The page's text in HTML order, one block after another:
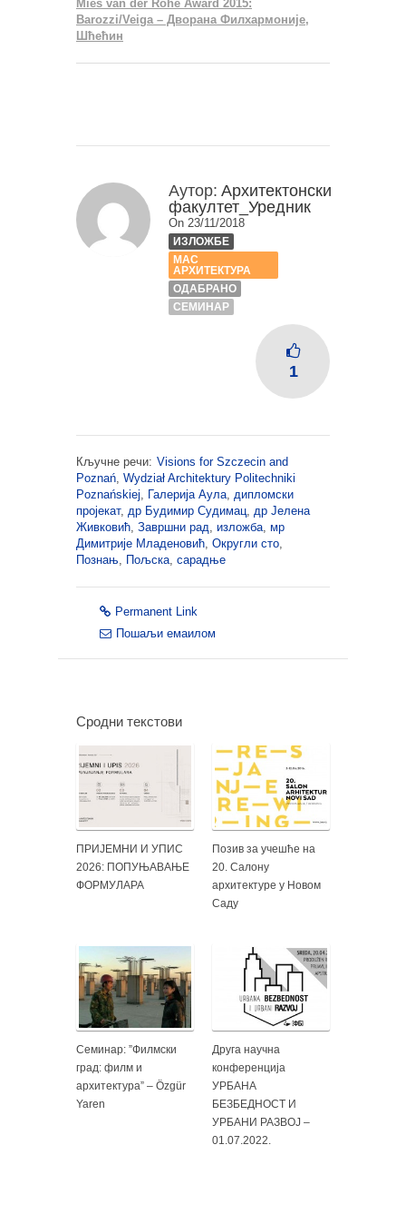
Mies van der Rohe Award 2015:
Barozzi/Veiga – Дворана Филхармоније,
Шћећин
Аутор: Архитектонски
факултет_Уредник
On 23/11/2018
ИЗЛОЖБЕ
МАС
АРХИТЕКТУРА
ОДАБРАНО
СЕМИНАР
1
Кључне речи: Visions for Szczecin and
Poznań Wydział Architektury Politechniki
Poznańskiej
Галерија Аула дипломски
пројекат, др Будимир Судимац др Јелена
Живковић Завршни рад изложба мр
Димитрије Младеновић Округли сто
Познањ
Пољска сарадње
Permanent Link
Пошаљи емаилом
Сродни текстови
ПРИЈЕМНИ И УПИС
2026: ПОПУЊАВАЊЕ
ФОРМУЛАРА
Позив за учешће на
20. Салону
архитектуре у Новом
Саду
Семинар: ”Филмски
град: филм и
архитектура” – Özgür
Yaren
Друга научна
конференција
УРБАНА
БЕЗБЕДНОСТ И
УРБАНИ РАЗВОЈ –
01.07.2022.